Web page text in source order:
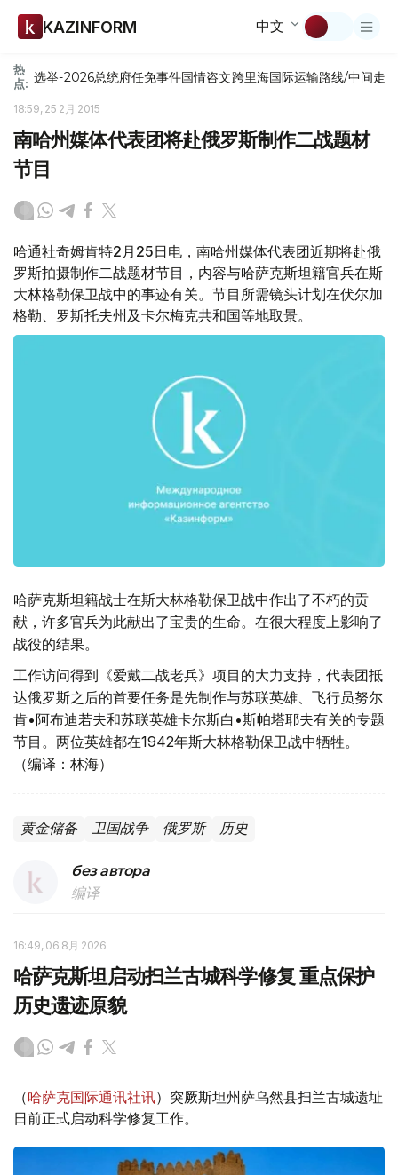
KAZINFORM 中文
热
点: 选举-2026总统府任免事件国情咨文跨里海国际运输路线/中间走廊
18:59, 25 2月 2015
南哈州媒体代表团将赴俄罗斯制作二战题材
节目
哈通社奇姆肯特2月25日电，南哈州媒体代表团近期将赴俄
罗斯拍摄制作二战题材节目，内容与哈萨克斯坦籍官兵在斯
大林格勒保卫战中的事迹有关。节目所需镜头计划在伏尔加
格勒、罗斯托夫州及卡尔梅克共和国等地取景。
哈萨克斯坦籍战士在斯大林格勒保卫战中作出了不朽的贡
献，许多官兵为此献出了宝贵的生命。在很大程度上影响了
战役的结果。
工作访问得到《爱戴二战老兵》项目的大力支持，代表团抵
达俄罗斯之后的首要任务是先制作与苏联英雄、飞行员努尔
肯•阿布迪若夫和苏联英雄卡尔斯白•斯帕塔耶夫有关的专题
节目。两位英雄都在1942年斯大林格勒保卫战中牺牲。
（编译：林海）
黄金储备 卫国战争 俄罗斯 历史
без автора
编译
16:49, 06 8月 2026
哈萨克斯坦启动扫兰古城科学修复 重点保护
历史遗迹原貌
（哈萨克国际通讯社讯）突厥斯坦州萨乌然县扫兰古城遗址
日前正式启动科学修复工作。